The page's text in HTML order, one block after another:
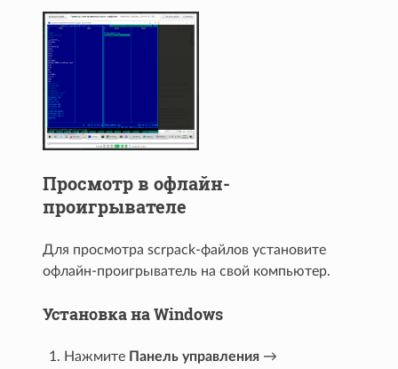
Просмотр в офлайн-
проигрывателе
Для просмотра scrpack-файлов установите
офлайн-проигрыватель на свой компьютер.
Установка на Windows
Нажмите Панель управления →